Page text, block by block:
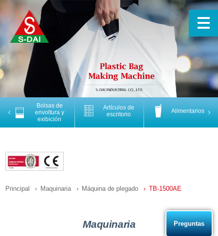
Previous
Bolsas de
envoltura y
exibición
Artículos de
escritorio
Alimentarios
Principal Maquinaria Máquina de plegado TB-1500AE
Maquinaria Preguntas